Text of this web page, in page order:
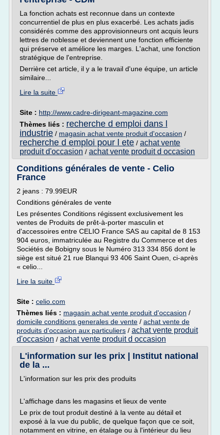
La fonction achats est reconnue dans un contexte
concurrentiel de plus en plus exacerbé. Les achats jadis
considérés comme des approvisionneurs ont acquis leurs
lettres de noblesse et deviennent une fonction efficiente
qui préserve et améliore les marges. L'achat, une fonction
stratégique de l'entreprise.
Derrière cet article, il y a le travail d'une équipe, un article
similaire...
Lire la suite
Site : http://www.cadre-dirigeant-magazine.com
Thèmes liés : recherche d emploi dans l
industrie / magasin achat vente produit d'occasion /
recherche d emploi pour l ete / achat vente
produit d'occasion / achat vente produit d occasion
Conditions générales de vente - Celio
France
2 jeans : 79.99EUR
Conditions générales de vente
Les présentes Conditions régissent exclusivement les
ventes de Produits de prêt-à-porter masculin et
d'accessoires entre CELIO France SAS au capital de 8 153
904 euros, immatriculée au Registre du Commerce et des
Sociétés de Bobigny sous le Numéro 313 334 856 dont le
siège est situé 21 rue Blanqui 93 406 Saint Ouen, ci-après
« celio...
Lire la suite
Site : celio.com
Thèmes liés : magasin achat vente produit d'occasion /
domicile conditions generales de vente / achat vente de
produits d'occasion aux particuliers / achat vente produit
d'occasion / achat vente produit d occasion
L'information sur les prix | Institut national
de la ...
L'information sur les prix des produits
L'affichage dans les magasins et lieux de vente
Le prix de tout produit destiné à la vente au détail et
exposé à la vue du public, de quelque façon que ce soit,
notamment en vitrine, en étalage ou à l'intérieur du lieu